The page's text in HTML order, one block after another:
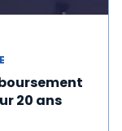
20 ans